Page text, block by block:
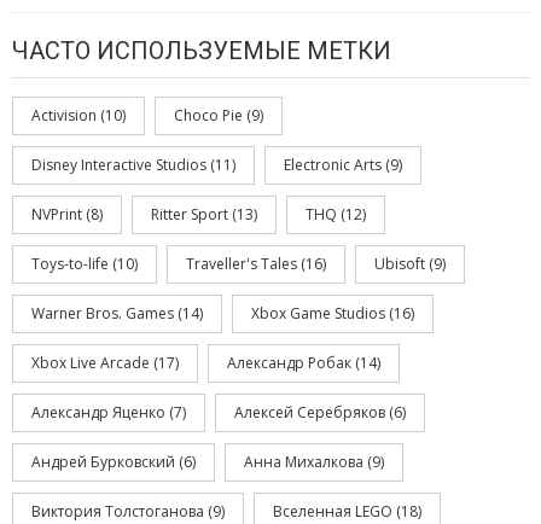
ЧАСТО ИСПОЛЬЗУЕМЫЕ МЕТКИ
Activision (10) Choco Pie (9)
Disney Interactive Studios (11) Electronic Arts (9)
NVPrint (8) Ritter Sport (13) THQ (12)
Toys-to-life (10) Traveller's Tales (16) Ubisoft (9)
Warner Bros. Games (14) Xbox Game Studios (16)
Xbox Live Arcade (17) Александр Робак (14)
Александр Яценко (7) Алексей Серебряков (6)
Андрей Бурковский (6) Анна Михалкова (9)
Виктория Толстоганова (9) Вселенная LEGO (18)